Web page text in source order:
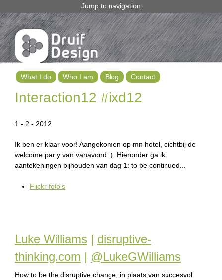
Jump to navigation
Interaction12 #ixd12
1 - 2 - 2012
Ik ben er klaar voor! Aangekomen op mn hotel, dichtbij de
welcome party van vanavond :). Hieronder ga ik
aantekeningen bijhouden van dag 1: to be continued...
Flickr foto's
Luke Williams | disruptive-
thinking.com | @LukeGWilliams
How to be the disruptive change, in plaats van succesvol
M
n
m
e
n
g
What I do Who I am Blog Contact